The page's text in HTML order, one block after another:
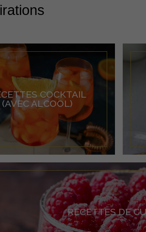
COCKTAIL
(AVEC ALCOOL)
RECETTES DE